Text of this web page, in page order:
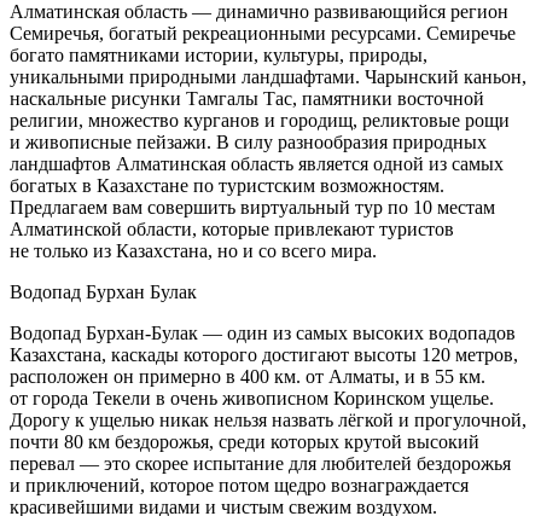
Алматинская область — динамично развивающийся регион
Семиречья, богатый рекреационными ресурсами. Семиречье
богато памятниками истории, культуры, природы,
уникальными природными ландшафтами. Чарынский каньон,
наскальные рисунки Тамгалы Тас, памятники восточной
религии, множество курганов и городищ, реликтовые рощи
и живописные пейзажи. В силу разнообразия природных
ландшафтов Алматинская область является одной из самых
богатых в Казахстане по туристским возможностям.
Предлагаем вам совершить виртуальный тур по 10 местам
Алматинской области, которые привлекают туристов
не только из Казахстана, но и со всего мира.
Водопад Бурхан Булак
Водопад Бурхан-Булак — один из самых высоких водопадов
Казахстана, каскады которого достигают высоты 120 метров,
расположен он примерно в 400 км. от Алматы, и в 55 км.
от города Текели в очень живописном Коринском ущелье.
Дорогу к ущелью никак нельзя назвать лёгкой и прогулочной,
почти 80 км бездорожья, среди которых крутой высокий
перевал — это скорее испытание для любителей бездорожья
и приключений, которое потом щедро вознаграждается
красивейшими видами и чистым свежим воздухом.